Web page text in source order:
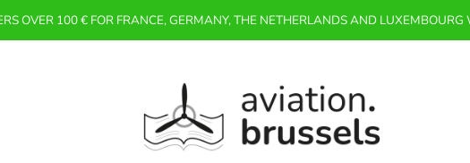
OVER 100 € FOR FRANCE, GERMANY, THE NETHERLANDS AND